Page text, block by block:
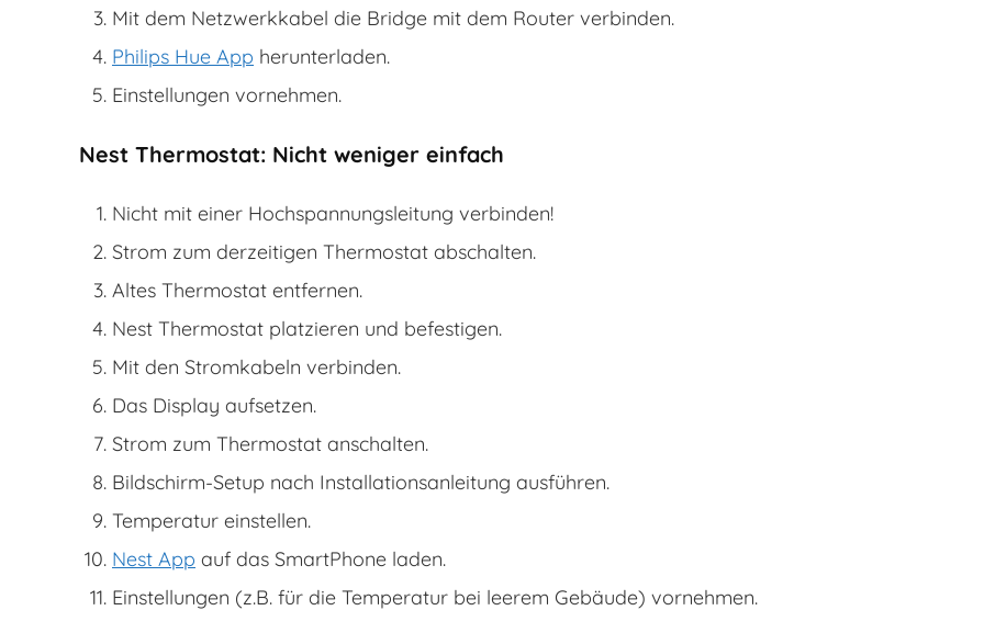
Mit dem Netzwerkkabel die Bridge mit dem Router verbinden.
Philips Hue App herunterladen.
Einstellungen vornehmen.
Nest Thermostat: Nicht weniger einfach
Nicht mit einer Hochspannungsleitung verbinden!
Strom zum derzeitigen Thermostat abschalten.
Altes Thermostat entfernen.
Nest Thermostat platzieren und befestigen.
Mit den Stromkabeln verbinden.
Das Display aufsetzen.
Strom zum Thermostat anschalten.
Bildschirm-Setup nach Installationsanleitung ausführen.
Temperatur einstellen.
Nest App auf das SmartPhone laden.
Einstellungen (z.B. für die Temperatur bei leerem Gebäude) vornehmen.